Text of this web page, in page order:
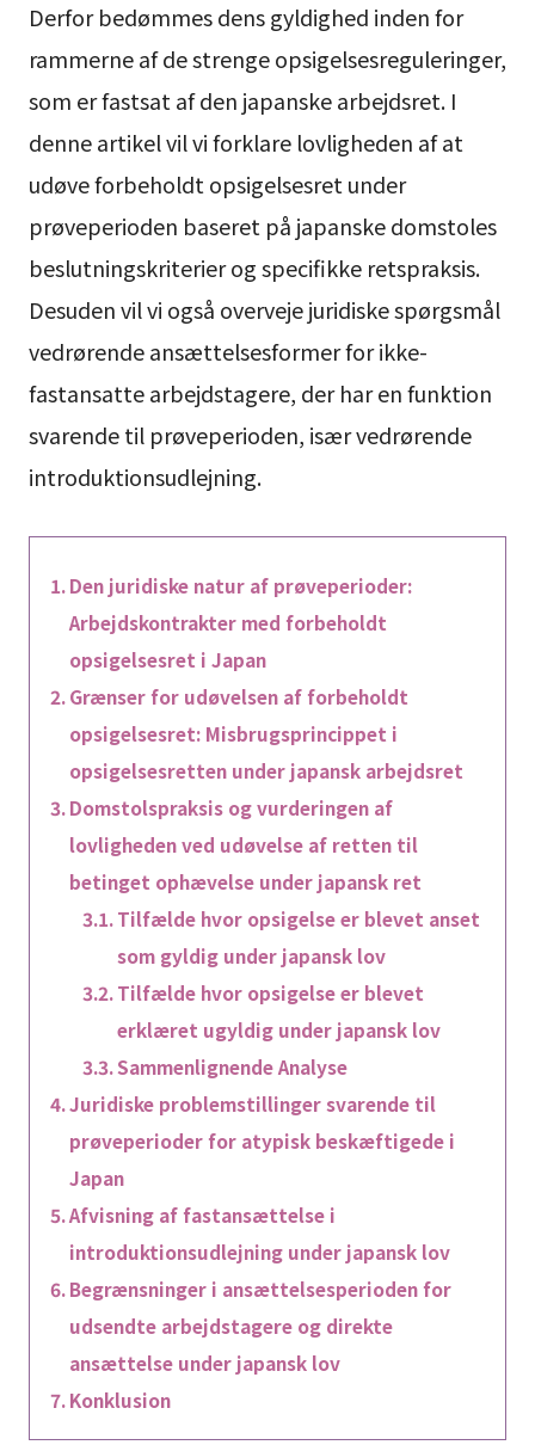
Derfor bedømmes dens gyldighed inden for
rammerne af de strenge opsigelsesreguleringer,
som er fastsat af den japanske arbejdsret. I
denne artikel vil vi forklare lovligheden af at
udøve forbeholdt opsigelsesret under
prøveperioden baseret på japanske domstoles
beslutningskriterier og specifikke retspraksis.
Desuden vil vi også overveje juridiske spørgsmål
vedrørende ansættelsesformer for ikke-
fastansatte arbejdstagere, der har en funktion
svarende til prøveperioden, især vedrørende
introduktionsudlejning.
Den juridiske natur af prøveperioder:
Arbejdskontrakter med forbeholdt
opsigelsesret i Japan
Grænser for udøvelsen af forbeholdt
opsigelsesret: Misbrugsprincippet i
opsigelsesretten under japansk arbejdsret
Domstolspraksis og vurderingen af
lovligheden ved udøvelse af retten til
betinget ophævelse under japansk ret
Tilfælde hvor opsigelse er blevet anset
som gyldig under japansk lov
Tilfælde hvor opsigelse er blevet
erklæret ugyldig under japansk lov
Sammenlignende Analyse
Juridiske problemstillinger svarende til
prøveperioder for atypisk beskæftigede i
Japan
Afvisning af fastansættelse i
introduktionsudlejning under japansk lov
Begrænsninger i ansættelsesperioden for
udsendte arbejdstagere og direkte
ansættelse under japansk lov
Konklusion